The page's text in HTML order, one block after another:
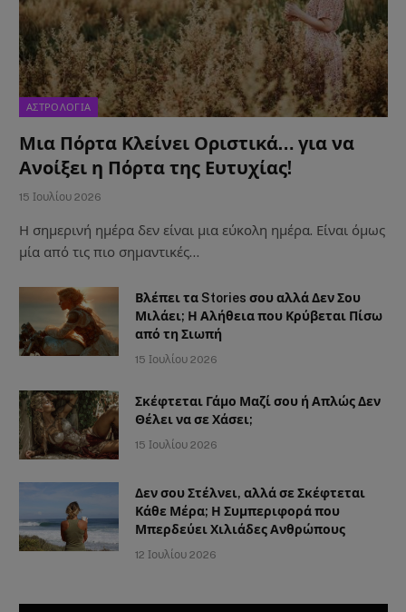
ΑΣΤΡΟΛΟΓΙΑ
Μια Πόρτα Κλείνει Οριστικά… για να
Ανοίξει η Πόρτα της Ευτυχίας!
15 Ιουλίου 2026
Η σημερινή ημέρα δεν είναι μια εύκολη ημέρα. Είναι όμως
μία από τις πιο σημαντικές…
Βλέπει τα Stories σου αλλά Δεν Σου
Μιλάει; Η Αλήθεια που Κρύβεται Πίσω
από τη Σιωπή
15 Ιουλίου 2026
Σκέφτεται Γάμο Μαζί σου ή Απλώς Δεν
Θέλει να σε Χάσει;
15 Ιουλίου 2026
Δεν σου Στέλνει, αλλά σε Σκέφτεται
Κάθε Μέρα; Η Συμπεριφορά που
Μπερδεύει Χιλιάδες Ανθρώπους
12 Ιουλίου 2026